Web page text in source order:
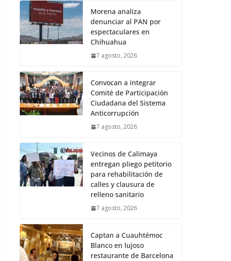
Morena analiza
denunciar al PAN por
espectaculares en
Chihuahua
7 agosto, 2026
Convocan a integrar
Comité de Participación
Ciudadana del Sistema
Anticorrupción
7 agosto, 2026
Vecinos de Calimaya
entregan pliego petitorio
para rehabilitación de
calles y clausura de
relleno sanitario
7 agosto, 2026
Captan a Cuauhtémoc
Blanco en lujoso
restaurante de Barcelona